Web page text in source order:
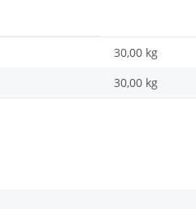
30,00 kg
30,00 kg